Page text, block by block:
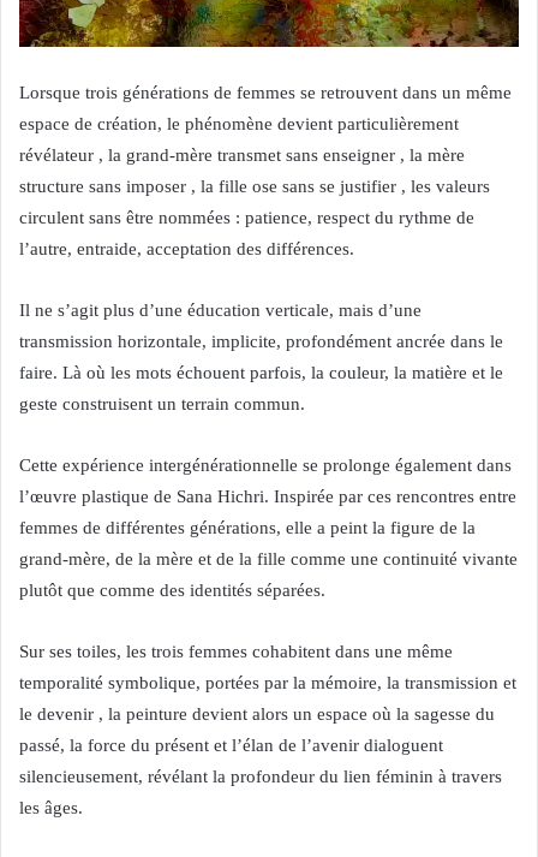
Lorsque trois générations de femmes se retrouvent dans un même
espace de création, le phénomène devient particulièrement
révélateur , la grand-mère transmet sans enseigner , la mère
structure sans imposer , la fille ose sans se justifier , les valeurs
circulent sans être nommées : patience, respect du rythme de
l’autre, entraide, acceptation des différences.
Il ne s’agit plus d’une éducation verticale, mais d’une
transmission horizontale, implicite, profondément ancrée dans le
faire. Là où les mots échouent parfois, la couleur, la matière et le
geste construisent un terrain commun.
Cette expérience intergénérationnelle se prolonge également dans
l’œuvre plastique de Sana Hichri. Inspirée par ces rencontres entre
femmes de différentes générations, elle a peint la figure de la
grand-mère, de la mère et de la fille comme une continuité vivante
plutôt que comme des identités séparées.
Sur ses toiles, les trois femmes cohabitent dans une même
temporalité symbolique, portées par la mémoire, la transmission et
le devenir , la peinture devient alors un espace où la sagesse du
passé, la force du présent et l’élan de l’avenir dialoguent
silencieusement, révélant la profondeur du lien féminin à travers
les âges.